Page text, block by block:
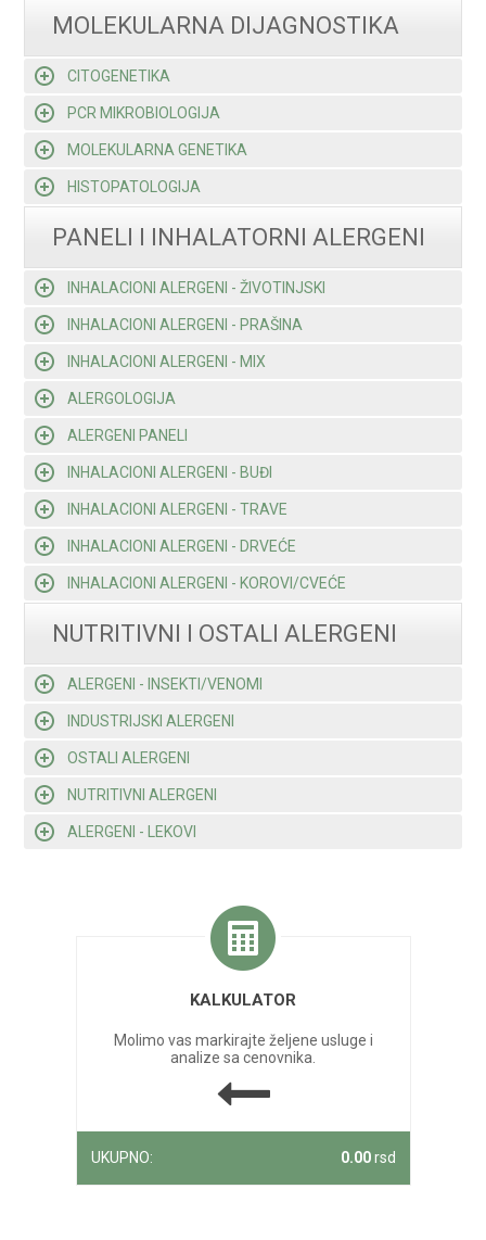
MOLEKULARNA DIJAGNOSTIKA
CITOGENETIKA
PCR MIKROBIOLOGIJA
MOLEKULARNA GENETIKA
HISTOPATOLOGIJA
PANELI I INHALATORNI ALERGENI
INHALACIONI ALERGENI - ŽIVOTINJSKI
INHALACIONI ALERGENI - PRAŠINA
INHALACIONI ALERGENI - MIX
ALERGOLOGIJA
ALERGENI PANELI
INHALACIONI ALERGENI - BUĐI
INHALACIONI ALERGENI - TRAVE
INHALACIONI ALERGENI - DRVEĆE
INHALACIONI ALERGENI - KOROVI/CVEĆE
NUTRITIVNI I OSTALI ALERGENI
ALERGENI - INSEKTI/VENOMI
INDUSTRIJSKI ALERGENI
OSTALI ALERGENI
NUTRITIVNI ALERGENI
ALERGENI - LEKOVI
KALKULATOR
Molimo vas markirajte željene usluge i
analize sa cenovnika.
UKUPNO: 0.00rsd